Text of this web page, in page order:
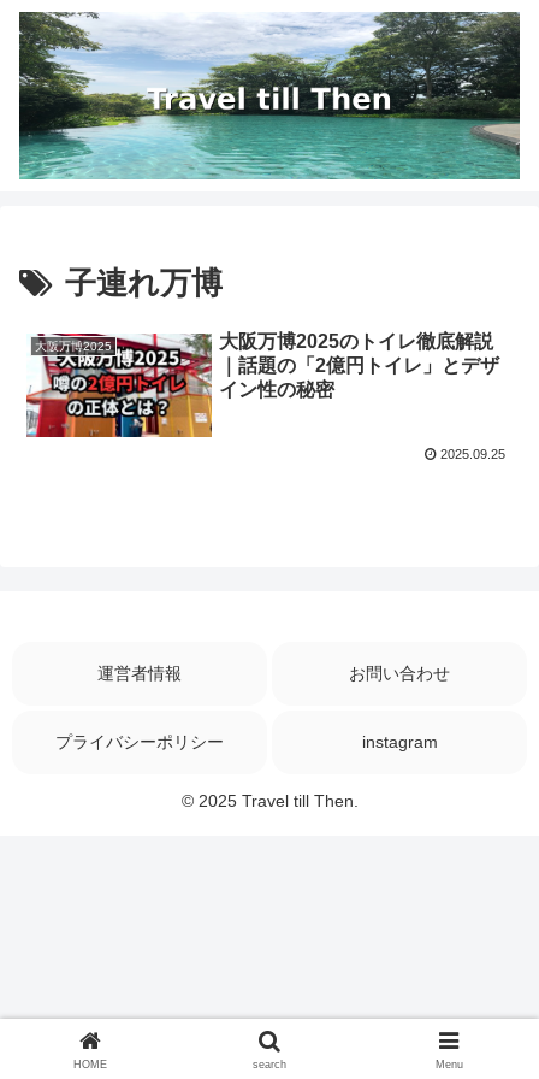
子連れ万博
大阪万博2025
大阪万博2025のトイレ徹底解説
｜話題の「2億円トイレ」とデザ
イン性の秘密
2025.09.25
運営者情報 お問い合わせ
プライバシーポリシー instagram
© 2025 Travel till Then.
HOME search Menu